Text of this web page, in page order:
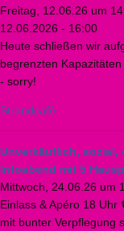
Freitag, 12.06.26 um
12.06.2026 - 16:00
Heute schließen wir
begrenzten
- sorry!
Strandcafé
Unverkäuflich, sozial,
Infoabend mit 5
Mittwoch, 24.06.26 um
Einlass & Apéro 18
mit bunter Verpflegung